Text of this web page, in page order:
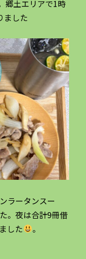
郷土エリアで1時
ました
ラータンスー
。夜は合計9冊借
した
。